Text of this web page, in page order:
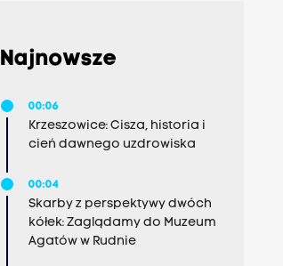
Najnowsze
00:06
Krzeszowice: Cisza, historia i
cień dawnego uzdrowiska
00:04
Skarby z perspektywy dwóch
kółek: Zaglądamy do Muzeum
Agatów w Rudnie